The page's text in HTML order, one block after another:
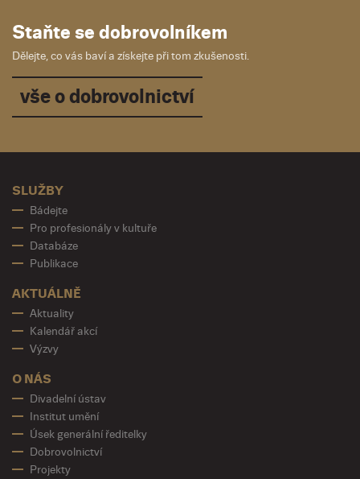
Staňte se dobrovolníkem
Dělejte, co vás baví a získejte při tom zkušenosti.
vše o dobrovolnictví
SLUŽBY
Bádejte
Pro profesionály v kultuře
Databáze
Publikace
AKTUÁLNĚ
Aktuality
Kalendář akcí
Výzvy
O NÁS
Divadelní ústav
Institut umění
Úsek generální ředitelky
Dobrovolnictví
Projekty